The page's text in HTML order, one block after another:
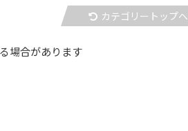
カテゴリートップへ
場合があります